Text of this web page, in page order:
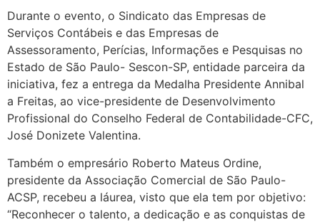
Durante o evento, o Sindicato das Empresas de
Serviços Contábeis e das Empresas de
Assessoramento, Perícias, Informações e Pesquisas no
Estado de São Paulo- Sescon-SP, entidade parceira da
iniciativa, fez a entrega da Medalha Presidente Annibal
a Freitas, ao vice-presidente de Desenvolvimento
Profissional do Conselho Federal de Contabilidade-CFC,
José Donizete Valentina.
Também o empresário Roberto Mateus Ordine,
presidente da Associação Comercial de São Paulo-
ACSP, recebeu a láurea, visto que ela tem por objetivo:
“Reconhecer o talento, a dedicação e as conquistas de